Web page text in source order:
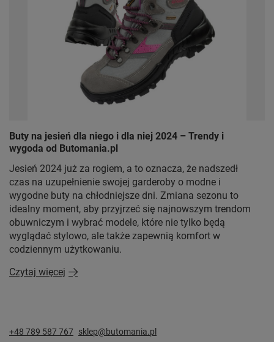
Buty na jesień dla niego i dla niej 2024 – Trendy i
wygoda od Butomania.pl
Jesień 2024 już za rogiem, a to oznacza, że nadszedł
czas na uzupełnienie swojej garderoby o modne i
wygodne buty na chłodniejsze dni. Zmiana sezonu to
idealny moment, aby przyjrzeć się najnowszym trendom
obuwniczym i wybrać modele, które nie tylko będą
wyglądać stylowo, ale także zapewnią komfort w
codziennym użytkowaniu.
Czytaj więcej
+48 789 587 767 sklep@butomania.pl